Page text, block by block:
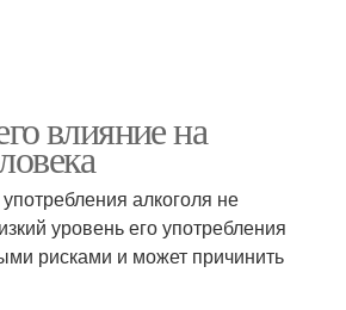
влияние на
алкоголя не
уровень его употребления
рисками и может причинить